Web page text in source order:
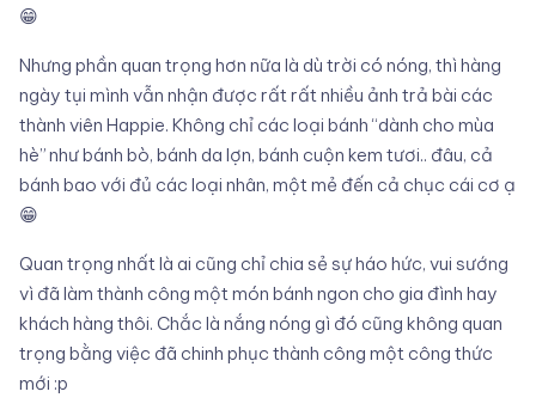
😁
Nhưng phần quan trọng hơn nữa là dù trời có nóng, thì hàng
ngày tụi mình vẫn nhận được rất rất nhiều ảnh trả bài các
thành viên Happie. Không chỉ các loại bánh “dành cho mùa
hè” như bánh bò, bánh da lợn, bánh cuộn kem tươi.. đâu, cả
bánh bao với đủ các loại nhân, một mẻ đến cả chục cái cơ ạ
😁
Quan trọng nhất là ai cũng chỉ chia sẻ sự háo hức, vui sướng
vì đã làm thành công một món bánh ngon cho gia đình hay
khách hàng thôi. Chắc là nắng nóng gì đó cũng không quan
trọng bằng việc đã chinh phục thành công một công thức
mới :p